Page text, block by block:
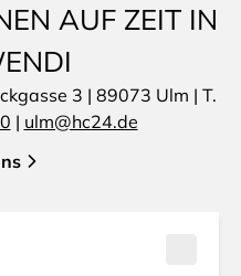
AUF ZEIT IN
3 | 89073 Ulm | T.
| ulm@hc24.de